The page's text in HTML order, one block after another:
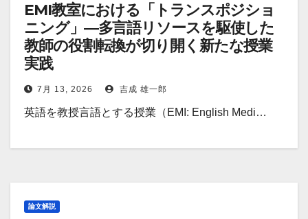
EMI教室における「トランスポジショ
ニング」―多言語リソースを駆使した
教師の役割転換が切り開く新たな授業
実践
7月 13, 2026 吉成 雄一郎
英語を教授言語とする授業（EMI: English Medi…
論文解説